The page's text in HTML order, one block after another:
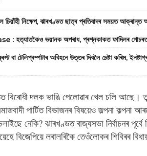
নিক্ষেপ, ঝাৰখণ্ডত ছাত্ৰ প্ৰতিবাদৰ সময়ত আক্ৰান্ত
ভয়ানক অপৰাধ, প্ৰশ্নকাকত ফাদিলৰ গোচৰত
টেলিপ্ৰম্পটাৰ অবিহনে উত্তৰ দিবলৈ চেষ্টা কৰিম,
বিৰোধী দলক ভাঙি পেলোৱাৰ খেল চলি আছে।
পাৰ্টিত বিভাজনৰ বিষয়েও জল্পনা
নেকি? ঝাৰখণ্ডত ৰাজ্যসভা নিৰ্বাচনৰ
বিজেপিয়ে লৰালৰিকৈ তেওঁলোকৰ শিবিৰৰ